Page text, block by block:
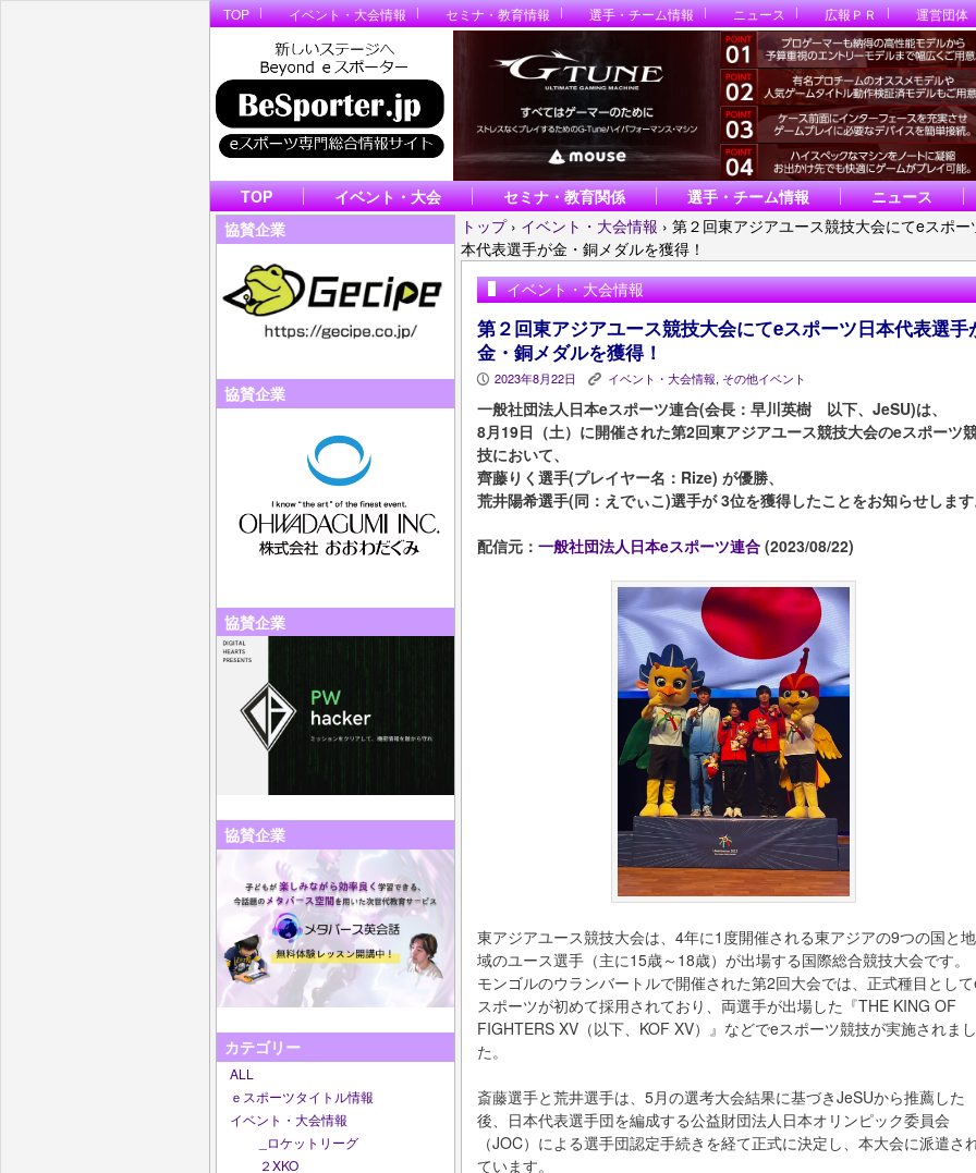
TOP イベント・大会情報 セミナ・教育情報 選手・チーム情報 ニュース 広報ＰＲ 運営団体
TOP イベント・大会 セミナ・教育関係 選手・チーム情報 ニュース
協賛企業
協賛企業
協賛企業
協賛企業
カテゴリー
ALL
ｅスポーツタイトル情報
イベント・大会情報
_ロケットリーグ
２XKO
トップ › イベント・大会情報 › 第２回東アジアユース競技大会にてeスポー
本代表選手が金・銅メダルを獲得！
イベント・大会情報
第２回東アジアユース競技大会にてeスポーツ日本代表選手
金・銅メダルを獲得！
P 2023年8月22日 K イベント・大会情報, その他イベント
一般社団法人日本eスポーツ連合(会長：早川英樹 以下、JeSU)は、
8月19日（土）に開催された第2回東アジアユース競技大会のeスポーツ
技において、
齊藤りく選手(プレイヤー名：Rize) が優勝、
荒井陽希選手(同：えでぃこ)選手が 3位を獲得したことをお知らせします
配信元： 一般社団法人日本eスポーツ連合 (2023/08/22)
東アジアユース競技大会は、4年に1度開催される東アジアの9つの国と地
域のユース選手（主に15歳～18歳）が出場する国際総合競技大会です。
モンゴルのウランバートルで開催された第2回大会では、正式種目とし
スポーツが初めて採用されており、両選手が出場した『THE KING OF
FIGHTERS XV（以下、KOF XV）』などでeスポーツ競技が実施されまし
た。
斎藤選手と荒井選手は、5月の選考大会結果に基づきJeSUから推薦した
後、日本代表選手団を編成する公益財団法人日本オリンピック委員会
（JOC）による選手団認定手続きを経て正式に決定し、本大会に派遣さ
ています。